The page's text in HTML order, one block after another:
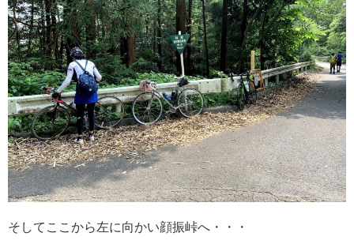
そしてここから左に向かい顔振峠へ・・・